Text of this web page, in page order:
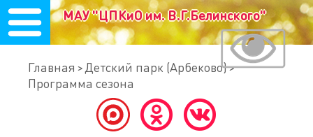
МАУ "ЦПКиО им. В.Г.Белинского"
Главная
Детский парк (Арбеково)
Программа сезона